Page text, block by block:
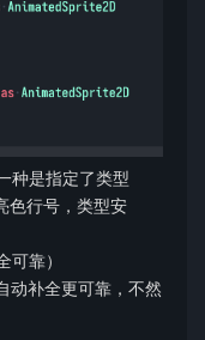
种是指定了类型
色行号，类型安
靠）
动补全更可靠，不然